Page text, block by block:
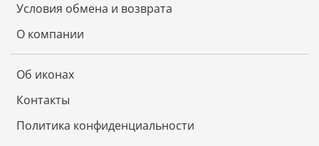
Условия обмена и возврата
О компании
Об иконах
Контакты
Политика конфиденциальности